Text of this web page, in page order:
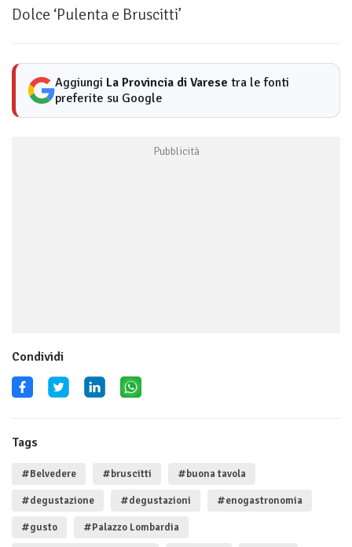
Dolce ‘Pulenta e Bruscitti’
Aggiungi La Provincia di Varese tra le fonti
preferite su Google
Condividi
Tags
#Belvedere #bruscitti #buona tavola
#degustazione #degustazioni #enogastronomia
#gusto #Palazzo Lombardia